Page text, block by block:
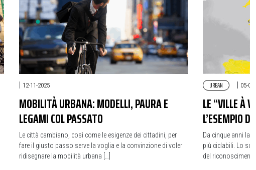
| 12-11-2025
MOBILITÀ URBANA: MODELLI, PAURA E
LEGAMI COL PASSATO
Le città cambiano, così come le esigenze dei cittadini, per
fare il giusto passo serve la voglia e la convinzione di voler
ridisegnare la mobilità urbana […]
URBAN | 05-
LE “VILLE À
L’ESEMPIO
Da cinque anni la
più ciclabili. Lo
del